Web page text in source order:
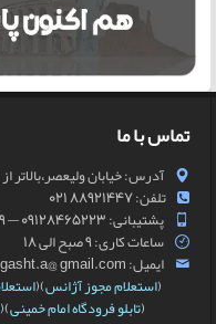
تماس با ما
آدرس: خیابان ولیعصر،بالاتر
تلفن: 88921447 021
پشتیبانی: 09128465223 — 09123183809
ساعات کاری: 9 صبح الی 18
ایمیل: 20gasht.a@ gmail.com
(استعلام مجوز آژانس)(
(تابلو فرودگاه امام خمینی)(